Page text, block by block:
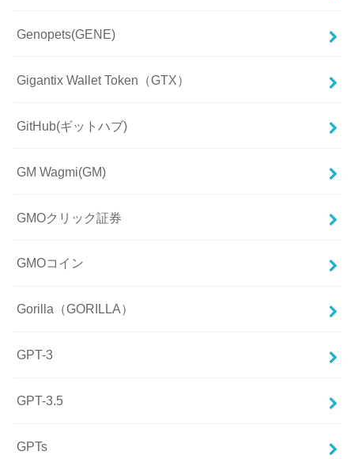
Genopets(GENE)
Gigantix Wallet Token（GTX）
GitHub(ギットハブ)
GM Wagmi(GM)
GMOクリック証券
GMOコイン
Gorilla（GORILLA）
GPT-3
GPT-3.5
GPTs